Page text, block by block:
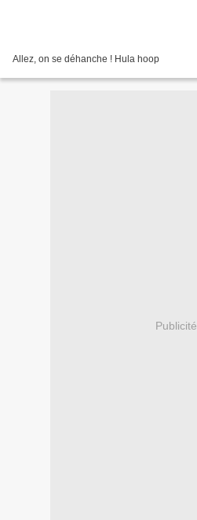
Allez, on se déhanche ! Hula hoop
Publicité